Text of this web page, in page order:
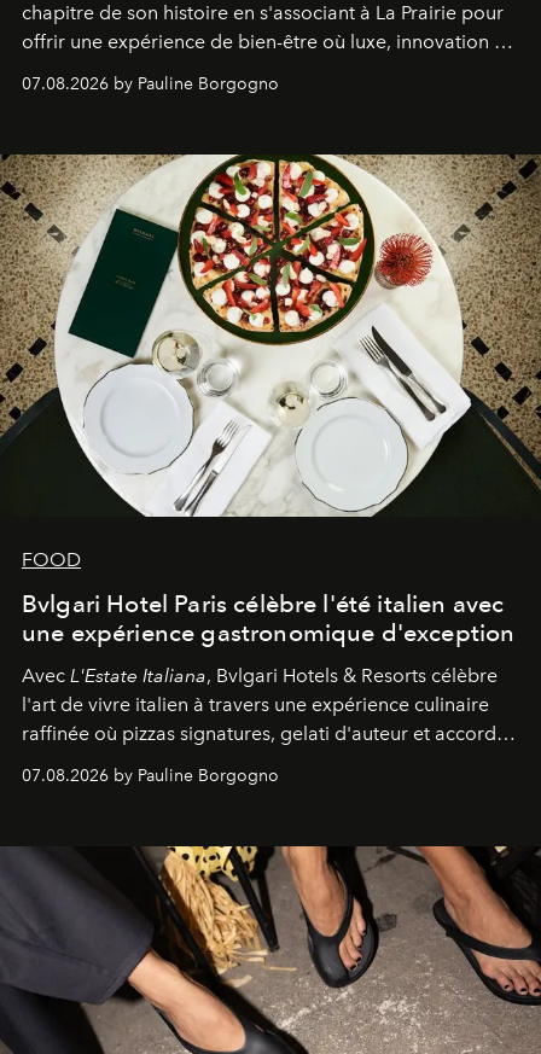
chapitre de son histoire en s'associant à La Prairie pour
offrir une expérience de bien-être où luxe, innovation et
expertise se rencontrent.
07.08.2026 by Pauline Borgogno
FOOD
Bvlgari Hotel Paris célèbre l'été italien avec
une expérience gastronomique d'exception
Avec L'Estate Italiana, Bvlgari Hotels & Resorts célèbre
l'art de vivre italien à travers une expérience culinaire
raffinée où pizzas signatures, gelati d'auteur et accords
d'exception composent un véritable voyage sensoriel.
07.08.2026 by Pauline Borgogno